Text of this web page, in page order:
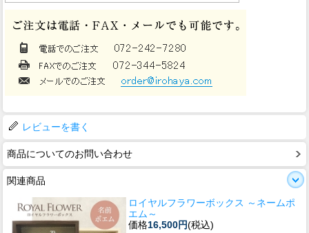
レビューを書く
商品についてのお問い合わせ
関連商品
ロイヤルフラワーボックス ～ネームポ
エム～
価格16,500円(税込)